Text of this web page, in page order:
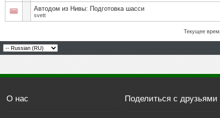
Автодом из Нивы: Подготовка шасси
svett
Текущее
О нас Поделиться с друзьями